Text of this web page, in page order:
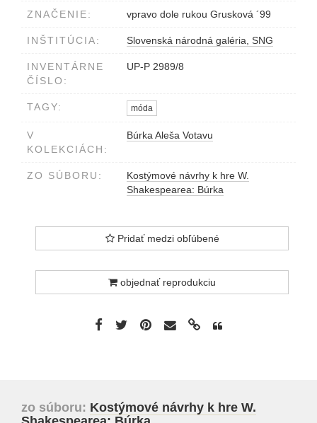
ZNAČENIE: vpravo dole rukou Grusková ´99
INŠTITÚCIA: Slovenská národná galéria, SNG
INVENTÁRNE
ČÍSLO:
UP-P 2989/8
TAGY: móda
V
KOLEKCIÁCH:
Búrka Aleša Votavu
ZO SÚBORU:
Kostýmové návrhy k hre W.
Shakespearea: Búrka
Pridať medzi obľúbené
objednať reprodukciu
zo súboru: Kostýmové návrhy k hre W.